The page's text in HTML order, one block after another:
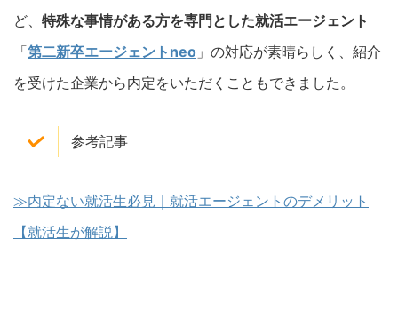
ど、 特殊な事情がある方を専門とした就活エージェント
「第二新卒エージェントneo 」の対応が素晴らしく、紹介
を受けた企業から内定をいただくこともできました。
参考記事
≫内定ない就活生必見｜就活エージェントのデメリット
【就活生が解説】